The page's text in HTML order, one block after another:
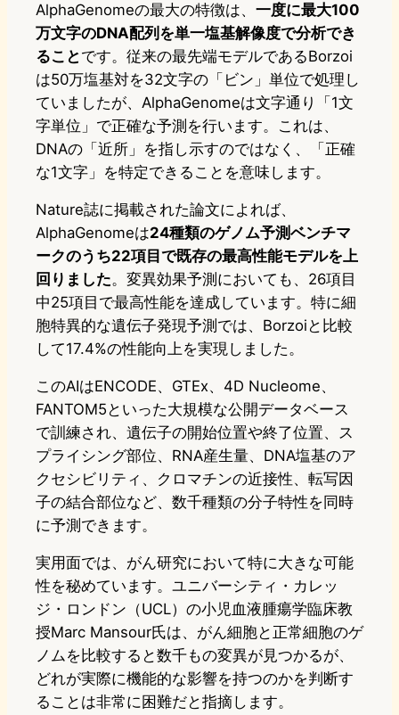
AlphaGenomeの最大の特徴は、 一度に最大100
万文字のDNA配列を単一塩基解像度で分析でき
ることです。従来の最先端モデルであるBorzoi
は50万塩基対を32文字の「ビン」単位で処理し
ていましたが、AlphaGenomeは文字通り「1文
字単位」で正確な予測を行います。これは、
DNAの「近所」を指し示すのではなく、「正確
な1文字」を特定できることを意味します。
Nature誌に掲載された論文によれば、
AlphaGenomeは24種類のゲノム予測ベンチマ
ークのうち22項目で既存の最高性能モデルを上
回りました。変異効果予測においても、26項目
中25項目で最高性能を達成しています。特に細
胞特異的な遺伝子発現予測では、Borzoiと比較
して17.4%の性能向上を実現しました。
このAIはENCODE、GTEx、4D Nucleome、
FANTOM5といった大規模な公開データベース
で訓練され、遺伝子の開始位置や終了位置、ス
プライシング部位、RNA産生量、DNA塩基のア
クセシビリティ、クロマチンの近接性、転写因
子の結合部位など、数千種類の分子特性を同時
に予測できます。
実用面では、がん研究において特に大きな可能
性を秘めています。ユニバーシティ・カレッ
ジ・ロンドン（UCL）の小児血液腫瘍学臨床教
授Marc Mansour氏は、がん細胞と正常細胞のゲ
ノムを比較すると数千もの変異が見つかるが、
どれが実際に機能的な影響を持つのかを判断す
ることは非常に困難だと指摘します。